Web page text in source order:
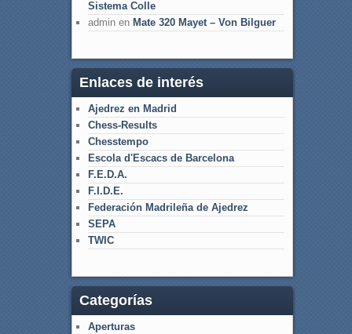
Sistema Colle
adminen Mate 320 Mayet – Von Bilguer
Enlaces de interés
Ajedrez en Madrid
Chess-Results
Chesstempo
Escola d'Escacs de Barcelona
F.E.D.A.
F.I.D.E.
Federación Madrileña de Ajedrez
SEPA
TWIC
Categorías
Aperturas